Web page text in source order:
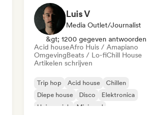
Luis V
Media Outlet/Journalist
&gt; 1200 gegeven antwoorden
Acid houseAfro Huis / Amapiano
OmgevingBeats / Lo-fiChill House
Artikelen schrijven
Trip hop Acid house
Chillen
Diepe house
Disco
Elektronica
Huismuziek
Minimaal